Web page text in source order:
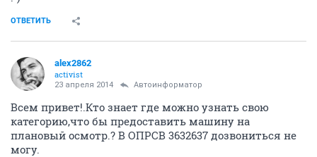
ОТВЕТИТЬ
alex2862
activist
23 апреля 2014 Автоинформатор
Всем привет!.Кто знает где можно узнать свою
категорию,что бы предоставить машину на
плановый осмотр.? В ОПРСВ 3632637 дозвониться не
могу.